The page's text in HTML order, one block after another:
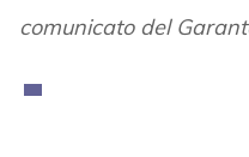
comunicato del